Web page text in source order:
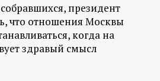
президент
что отношения Москвы
когда на
здравый смысл